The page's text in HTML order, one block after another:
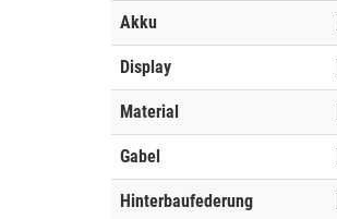
Akku
Display
Material
Gabel
Hinterbaufederung